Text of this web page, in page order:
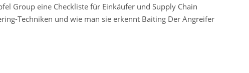
Group eine Checkliste für Einkäufer und Supply Chain
Techniken und wie man sie erkennt Baiting Der Angreifer